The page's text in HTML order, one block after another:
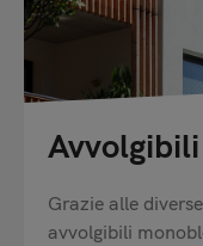
Grazie alle
avvolgibili